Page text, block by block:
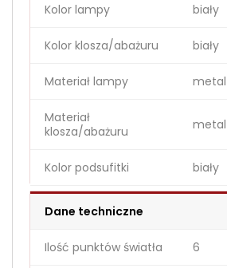
Kolor lampy biały
Kolor klosza/abażuru biały
Materiał lampy metal
Materiał
klosza/abażuru
metal
Kolor podsufitki biały
Dane techniczne
Ilość punktów światła 6